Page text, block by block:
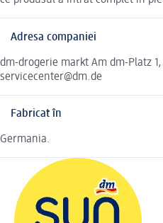
Adresa companiei
dm-drogerie markt Am dm-Platz
servicecenter@dm.de
Fabricat în
Germania.